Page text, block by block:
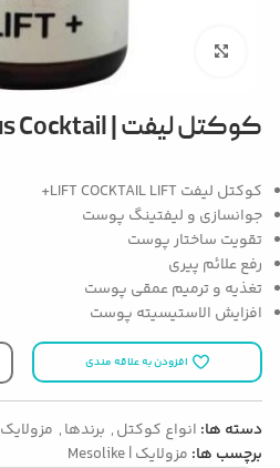
بزرگنمایی تصویر
کوکتل لیفت | Lift Plus Cocktail – مزولایک
کوکتل لیفت LIFT COCKTAIL LIFT+
جوانسازی و لیفتینگ پوست
تقویت ساختار پوست
رفع علائم پیری
تغذیه و ترمیم عمقی پوست
افزایش الاستیسیته پوست
افزودن به علاقه مندی
دسته ها: انواع کوکتل, برندها, مزولایک
برچسب ها: مزولایک | Mesolike